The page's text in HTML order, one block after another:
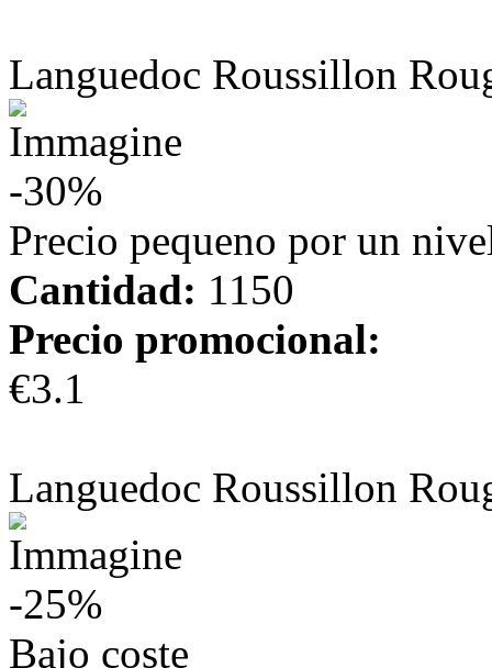
Languedoc Roussillon
-30%
Precio pequeno por un
Cantidad: 1150
Precio promocional:
€3.1
Languedoc Roussillon
-25%
Bajo coste